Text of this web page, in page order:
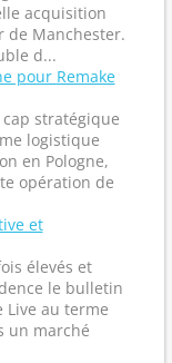
acquisition
de Manchester.
d...
pour Remake
cap stratégique
logistique
en Pologne,
opération de
et
élevés et
le bulletin
Live au terme
un marché